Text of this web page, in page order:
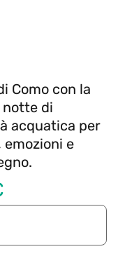
Como con la
notte di
acquatica per
emozioni e